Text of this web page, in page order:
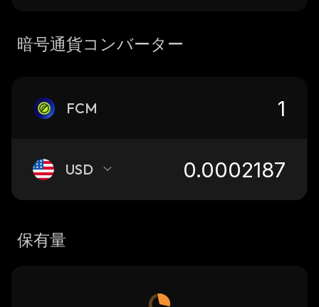
暗号通貨コンバーター
FCM
USD
保有量